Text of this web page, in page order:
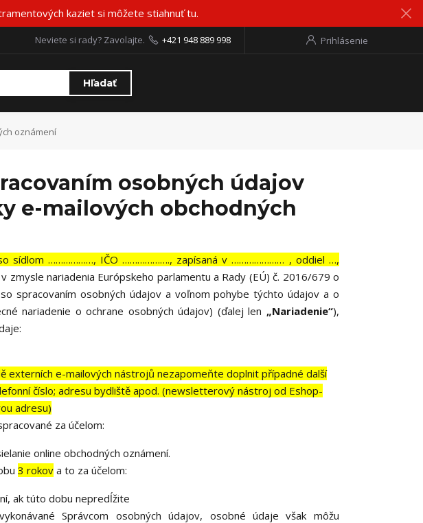
kaziet si môžete stiahnuť tu.
Prihlásenie
Hľadať
Neviete si rady? Zavolajte. +421 948 889 998
oznámení
osobných údajov
e-mailových obchodných
sídlom ………………, IČO ………………., zapísaná v ………………… , oddiel …,
zmysle nariadenia Európskeho parlamentu a Rady (EÚ) č. 2016/679 o
spracovaním osobných údajov a voľnom pohybe týchto údajov a o
nariadenie o ochrane osobných údajov) (ďalej len „Nariadenie“),
externích e-mailových nástrojů nezapomeňte doplnit případné další
číslo; adresu bydliště apod. (newsletterový nástroj od Eshop-
adresu)
za účelom:
online obchodných oznámení.
3 rokova to za účelom:
ak túto dobu nepredĺžite
Správcom osobných údajov, osobné údaje však môžu